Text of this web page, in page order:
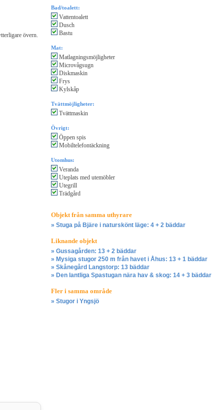
övern.
Bad/toalett:
Vattentoalett
Dusch
Bastu
Mat:
Matlagningsmöjligheter
Microvågsugn
Diskmaskin
Frys
Kylskåp
Tvättmöjligheter:
Tvättmaskin
Övrigt:
Öppen spis
Mobiltelefontäckning
Utomhus:
Veranda
Uteplats med utemöbler
Utegrill
Trädgård
Objekt från samma uthyrare
» Stuga på Bjäre i naturskönt läge: 4 + 2 bäddar
Liknande objekt
» Gussagården: 13 + 2 bäddar
» Mysiga stugor 250 m från havet i Åhus: 13 + 1 bäddar
» Skånegård Langstorp: 13 bäddar
» Den lantliga Spastugan nära hav & skog: 14 + 3 bäddar
Fler i samma område
» Stugor i Yngsjö